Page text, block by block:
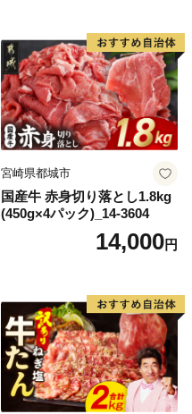
宮崎県都城市
国産牛 赤身切り落とし1.8kg
(450g×4パック)_14-3604
14,000円